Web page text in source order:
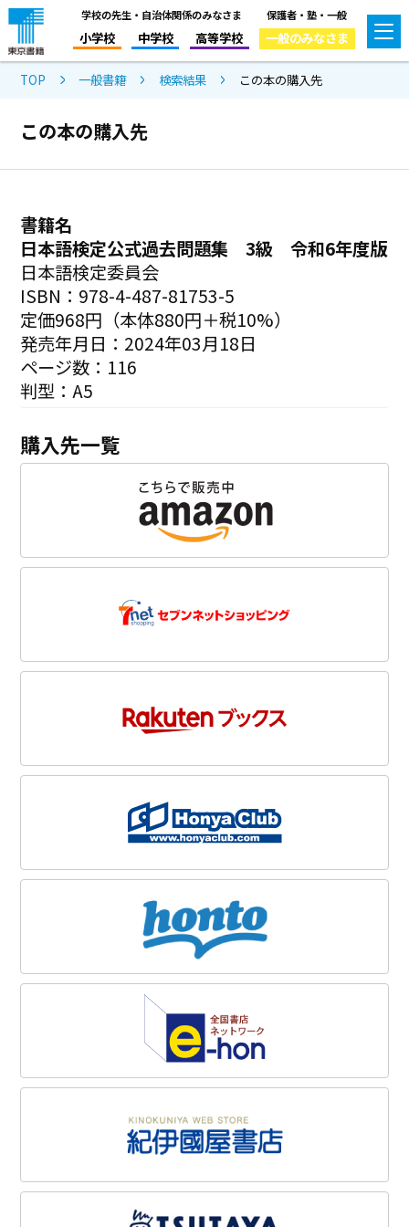
学校の先生・自治体関係のみなさま
小学校 中学校 高等学校
保護者・塾・一般
一般のみなさま
TOP 一般書籍 検索結果 この本の購入先
この本の購入先
書籍名
日本語検定公式過去問題集 3級 令和6年度版
日本語検定委員会
ISBN：978-4-487-81753-5
定価968円（本体880円＋税10%）
発売年月日：2024年03月18日
ページ数：116
判型：A5
購入先一覧